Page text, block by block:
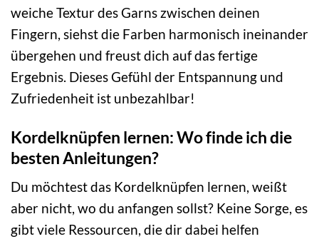
weiche Textur des Garns zwischen deinen
Fingern, siehst die Farben harmonisch ineinander
übergehen und freust dich auf das fertige
Ergebnis. Dieses Gefühl der Entspannung und
Zufriedenheit ist unbezahlbar!
Kordelknüpfen lernen: Wo finde ich die
besten Anleitungen?
Du möchtest das Kordelknüpfen lernen, weißt
aber nicht, wo du anfangen sollst? Keine Sorge, es
gibt viele Ressourcen, die dir dabei helfen